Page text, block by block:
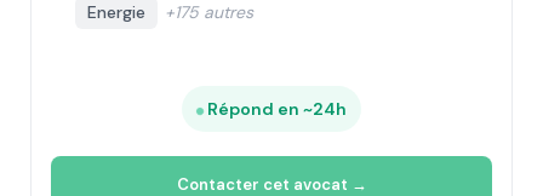
Energie
+175 autres
Répond en ~24h
Contacter cet avocat →